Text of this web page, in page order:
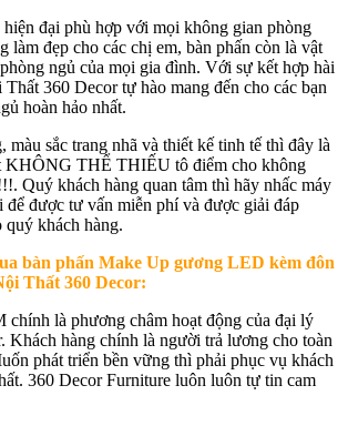
đại phù hợp với mọi không gian phòng
làm đẹp cho các chị em, bàn phấn còn là vật
ngủ của mọi gia đình. Với sự kết hợp hài
360 Decor tự hào mang đến cho các bạn
hoàn hảo nhất.
màu sắc trang nhã và thiết kế tinh tế thì đây là
KHÔNG THỂ THIẾU tô điểm cho không
Quý khách hàng quan tâm thì hãy nhấc máy
để được tư vấn miễn phí và được giải đáp
quý khách hàng.
bàn phấn Make Up gương LED kèm đôn
Thất 360 Decor:
là phương châm hoạt động của đại lý
Khách hàng chính là người trả lương cho toàn
phát triển bền vững thì phải phục vụ khách
360 Decor Furniture luôn luôn tự tin cam